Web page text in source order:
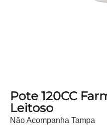
Pote 120CC
Leitoso
Não Acompanha Tampa